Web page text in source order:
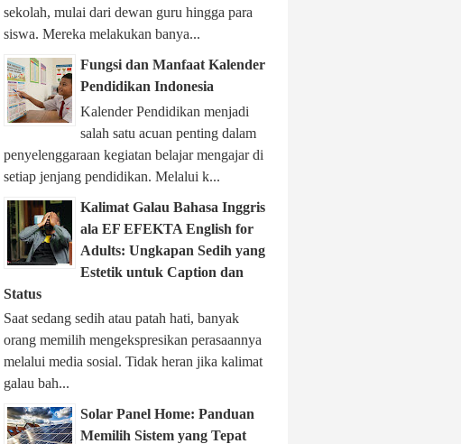
sekolah, mulai dari dewan guru hingga para
siswa. Mereka melakukan banya...
Fungsi dan Manfaat Kalender
Pendidikan Indonesia
Kalender Pendidikan menjadi
salah satu acuan penting dalam
penyelenggaraan kegiatan belajar mengajar di
setiap jenjang pendidikan. Melalui k...
Kalimat Galau Bahasa Inggris
ala EF EFEKTA English for
Adults: Ungkapan Sedih yang
Estetik untuk Caption dan
Status
Saat sedang sedih atau patah hati, banyak
orang memilih mengekspresikan perasaannya
melalui media sosial. Tidak heran jika kalimat
galau bah...
Solar Panel Home: Panduan
Memilih Sistem yang Tepat